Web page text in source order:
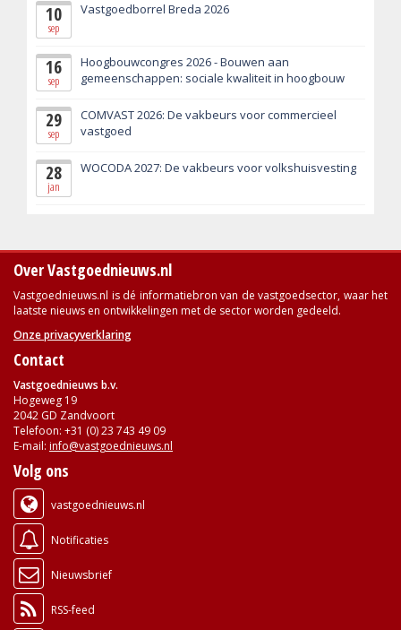
10
sep
Vastgoedborrel Breda 2026
16
sep
Hoogbouwcongres 2026 - Bouwen aan
gemeenschappen: sociale kwaliteit in hoogbouw
29
sep
COMVAST 2026: De vakbeurs voor commercieel
vastgoed
28
jan
WOCODA 2027: De vakbeurs voor volkshuisvesting
Over Vastgoednieuws.nl
Vastgoednieuws.nl is dé informatiebron van de vastgoedsector, waar het
laatste nieuws en ontwikkelingen met de sector worden gedeeld.
Onze privacyverklaring
Contact
Vastgoednieuws b.v.
Hogeweg 19
2042 GD Zandvoort
Telefoon: +31 (0) 23 743 49 09
E-mail: info@vastgoednieuws.nl
Volg ons
vastgoednieuws.nl
Notificaties
Nieuwsbrief
RSS-feed